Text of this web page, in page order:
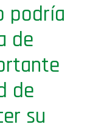
podría
de
de
su